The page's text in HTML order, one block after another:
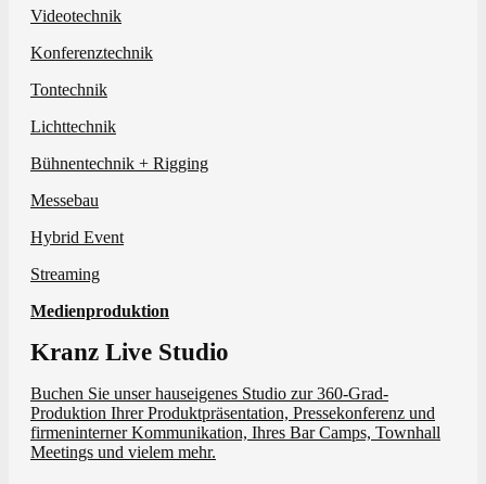
Videotechnik
Konferenztechnik
Tontechnik
Lichttechnik
Bühnentechnik + Rigging
Messebau
Hybrid Event
Streaming
Medienproduktion
Kranz Live Studio
Buchen Sie unser hauseigenes Studio zur 360-Grad-
Produktion Ihrer Produktpräsentation, Pressekonferenz und
firmeninterner Kommunikation, Ihres Bar Camps, Townhall
Meetings und vielem mehr.